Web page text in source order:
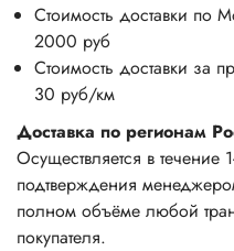
Стоимость доставки по
2000 руб
Стоимость доставки
30 руб/км
Доставка по регионам
Осуществляется в
подтверждения
полном объёме любой
покупателя.